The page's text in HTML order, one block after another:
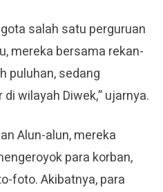
salah satu perguruan
mereka bersama rekan-
puluhan, sedang
wilayah Diwek,” ujarnya.
Alun-alun, mereka
para korban,
foto. Akibatnya, para